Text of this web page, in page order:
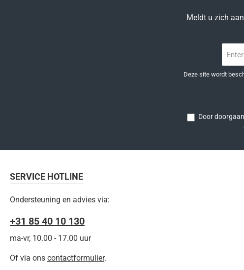
Meldt u zich
Deze site wordt
Door
SERVICE HOTLINE
Ondersteuning en advies via:
+31 85 40 10 130
ma-vr, 10.00 - 17.00 uur
Of via ons contactformulier.